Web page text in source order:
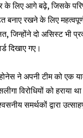
के लिए आगे बढ़े, जिसके
रखने के लिए
जिन्होंने दो असिस्ट
दिखाए गए।
ने अपनी टीम को एक
विरोधियों को
समर्थकों द्वारा